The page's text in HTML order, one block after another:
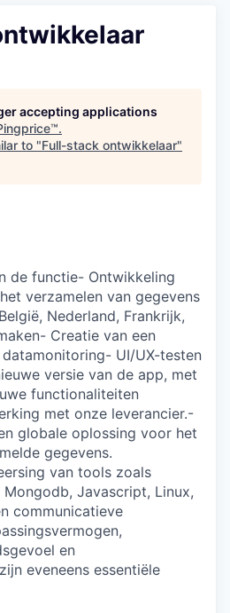
accepting applications
.
to "Full-stack ontwikkelaar"
de functie- Ontwikkeling
verzamelen van gegevens
Nederland, Frankrijk,
Creatie van een
UI/UX-testen
versie van de app, met
functionaliteiten
met onze leverancier.-
globale oplossing voor het
gegevens.
van tools zoals
Mongodb, Javascript, Linux,
communicatieve
en
eveneens essentiële